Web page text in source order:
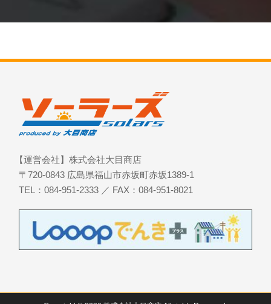
【運営会社】株式会社大目商店
〒720-0843 広島県福山市赤坂町赤坂1389-1
TEL：084-951-2333 ／ FAX：084-951-8021